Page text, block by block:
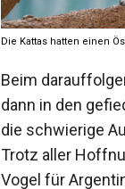
Die Kattas hatten einen
Beim
dann in den
die schwierige
Trotz aller
Vogel für